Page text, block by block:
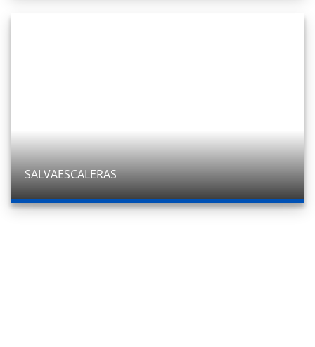
SALVAESCALERAS